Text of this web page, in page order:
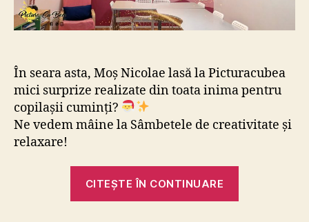
În seara asta, Moș Nicolae lasă la Picturacubea
mici surprize realizate din toata inima pentru
copilașii cuminți?
Ne vedem mâine la Sâmbetele de creativitate și
relaxare!
CITEȘTE ÎN CONTINUARE